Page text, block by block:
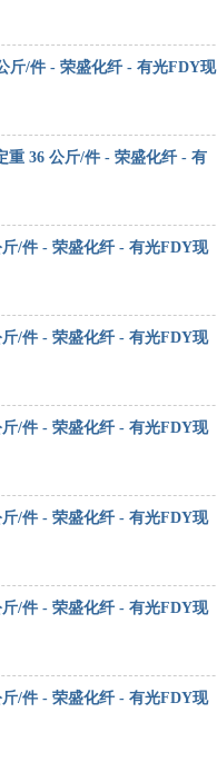
斤/件 - 荣盛化纤 - 有光FDY现
重 36 公斤/件 - 荣盛化纤 - 有
/件 - 荣盛化纤 - 有光FDY现
/件 - 荣盛化纤 - 有光FDY现
/件 - 荣盛化纤 - 有光FDY现
/件 - 荣盛化纤 - 有光FDY现
/件 - 荣盛化纤 - 有光FDY现
/件 - 荣盛化纤 - 有光FDY现